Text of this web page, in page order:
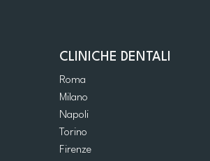
CLINICHE DENTALI
Roma
Milano
Napoli
Torino
Firenze